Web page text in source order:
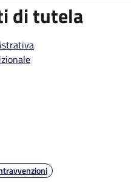
di tutela